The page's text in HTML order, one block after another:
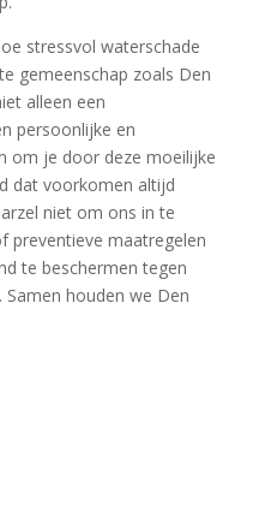
stressvol waterschade
gemeenschap zoals Den
alleen een
persoonlijke en
om je door deze moeilijke
dat voorkomen altijd
niet om ons in te
preventieve maatregelen
te beschermen tegen
houden we Den